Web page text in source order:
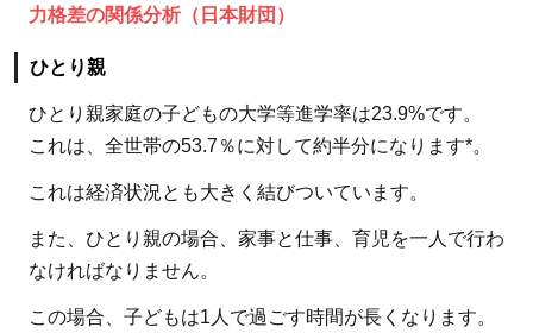
援
居場
所づ
くり
2.4
開発
2.5
奨学
力格差の関係分析（日本財団）
ひとり親
ひとり親家庭の子どもの大学等進学率は23.9%です。
これは、全世帯の53.7％に対して約半分になります*。
これは経済状況とも大きく結びついています。
また、ひとり親の場合、家事と仕事、育児を一人で行わ
なければなりません。
この場合、子どもは1人で過ごす時間が長くなります。